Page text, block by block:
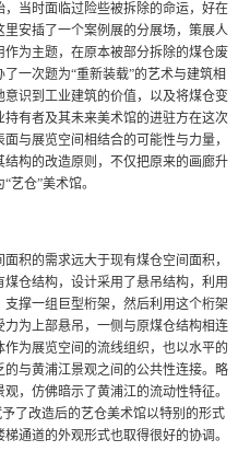
当时面临过险些被拆除的命运，好在
安插了一个案例展的分展场，策展人
为主题，在原本被部分拆除的煤仓废
一次题为“重新装载”的艺术与建筑相
识到工业建筑的价值，以及将煤仓变
有者及其未来美术馆的进驻方在这次
与展览空间相结合的可能性与力量，
构的改造原则，不仅把原来的画廊升
艺仓”美术馆。
积的需求远大于现有煤仓空间面积，
仓结构，设计采用了悬吊结构，利用
撑一组巨型桁架，然后利用这个桁架
为上部悬吊，一侧与原煤仓结构相连
为展览空间的流线组织，也以水平的
与黄浦江景观之间的公共性连接。略
，仿佛暗示了黄浦江的流动性特征。
了改造后的艺仓美术馆以特别的形式
通道的外观形式也取得很好的协调。